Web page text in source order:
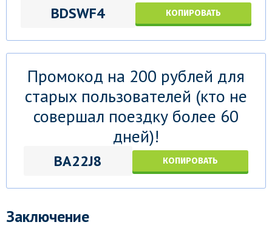
BDSWF4 КОПИРОВАТЬ
Промокод на 200 рублей для
старых пользователей (кто не
совершал поездку более 60
дней)!
BA22J8 КОПИРОВАТЬ
Заключение